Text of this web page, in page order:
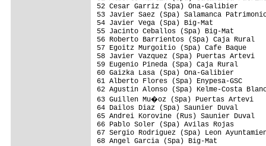
52 Cesar Garriz (Spa) Ona-
53 Javier Saez (Spa) Salamanca
54 Javier Vega (Spa) Big-Mat
55 Jacinto Ceballos (Spa) Big-Mat
56 Roberto Barrientos (Spa) Caja Rural
57 Egoitz Murgoitio (Spa) Cafe Baque
58 Javier Vazquez (Spa) Puertas Artevi
59 Eugenio Pineda (Spa) Caja Rural
60 Gaizka Lasa (Spa) Ona-Galibier
61 Alberto Flores (Spa) Enypesa-
62 Agustin Alonso (Spa) Kelme-Costa
63 Guillen Mu�oz (Spa) Puertas Artevi
64 Dailos Diaz (Spa) Saunier Duval
65 Andrei Korovine (Rus) Saunier Duval
66 Pablo Soler (Spa) Avilas Rojas
67 Sergio Rodriguez (Spa) Leon
68 Angel Garcia (Spa) Big-Mat